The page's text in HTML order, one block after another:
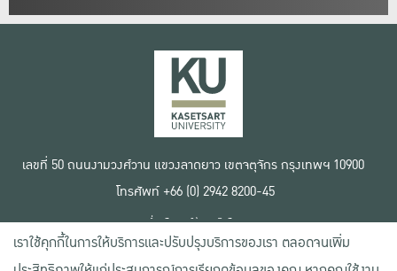
เลขที่ 50 ถนนงามวงศ์วาน แขวงลาดยาว เขตจตุจักร กรุงเทพฯ 10900
โทรศัพท์ +66 (0) 2942 8200-45
เงื่อนไขการใช้งานเว็บไซต์
ข้อตกลงด้านสิทธิ์ใช้งาน
นโยบายความเป็นส่วนตัว
เราใช้คุกกี้ในการให้บริการและปรับปรุงบริการของเรา ตลอดจนเพิ่ม